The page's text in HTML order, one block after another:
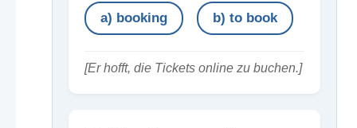
a) booking b) to book
[Er hofft, die Tickets online zu buchen.]